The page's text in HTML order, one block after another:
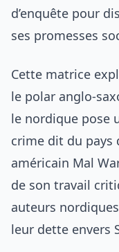
d’enquête pour
ses promesses
Cette matrice
le polar anglo-
le nordique pose
crime dit du pays
américain Mal
de son travail
auteurs
leur dette envers